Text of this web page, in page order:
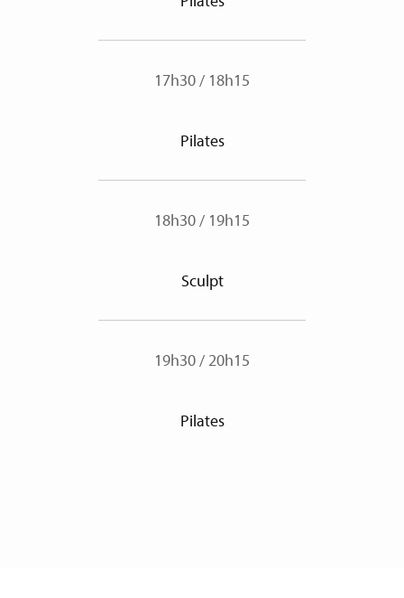
17h30/ 18h15
Pilates
18h30/ 19h15
Sculpt
19h30/ 20h15
Pilates